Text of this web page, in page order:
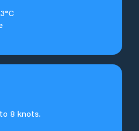
8 knots.